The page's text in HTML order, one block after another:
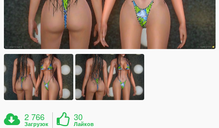
2 766
Загрузок
30
Лайков